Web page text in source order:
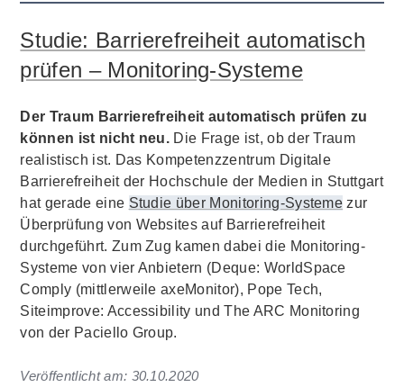
Studie: Barrierefreiheit automatisch
prüfen – Monitoring-Systeme
Der Traum Barrierefreiheit automatisch prüfen zu
können ist nicht neu. Die Frage ist, ob der Traum
realistisch ist. Das Kompetenzzentrum Digitale
Barrierefreiheit der Hochschule der Medien in Stuttgart
hat gerade eine Studie über Monitoring-Systeme zur
Überprüfung von Websites auf Barrierefreiheit
durchgeführt. Zum Zug kamen dabei die Monitoring-
Systeme von vier Anbietern (Deque: WorldSpace
Comply (mittlerweile axeMonitor), Pope Tech,
Siteimprove: Accessibility und The ARC Monitoring
von der Paciello Group.
Veröffentlicht am: 30.10.2020